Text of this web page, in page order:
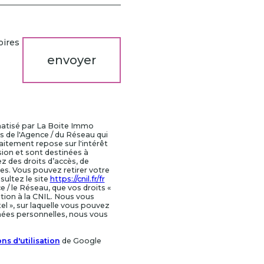
envoyer
par La Boite Immo
l'Agence / du Réseau qui
repose sur l'intérêt
et sont destinées à
des droits d’accès, de
Vous pouvez retirer votre
le site https://cnil.fr/fr
/ le Réseau, que vos droits «
à la CNIL. Nous vous
», sur laquelle vous pouvez
personnelles, nous vous
d'utilisation de Google